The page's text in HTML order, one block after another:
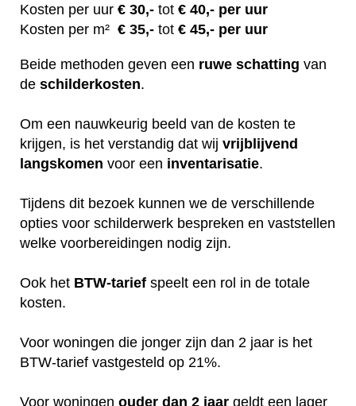
Kosten per uur € 30,- tot € 40,- per uur
Kosten per m² € 35,- tot € 45,- per uur
Beide methoden geven een ruwe schatting van
de schilderkosten.
Om een nauwkeurig beeld van de kosten te
krijgen, is het verstandig dat wij vrijblijvend
langskomen voor een inventarisatie.
Tijdens dit bezoek kunnen we de verschillende
opties voor schilderwerk bespreken en vaststellen
welke voorbereidingen nodig zijn.
Ook het BTW-tarief speelt een rol in de totale
kosten.
Voor woningen die jonger zijn dan 2 jaar is het
BTW-tarief vastgesteld op 21%.
Voor woningen ouder dan 2 jaar geldt een lager